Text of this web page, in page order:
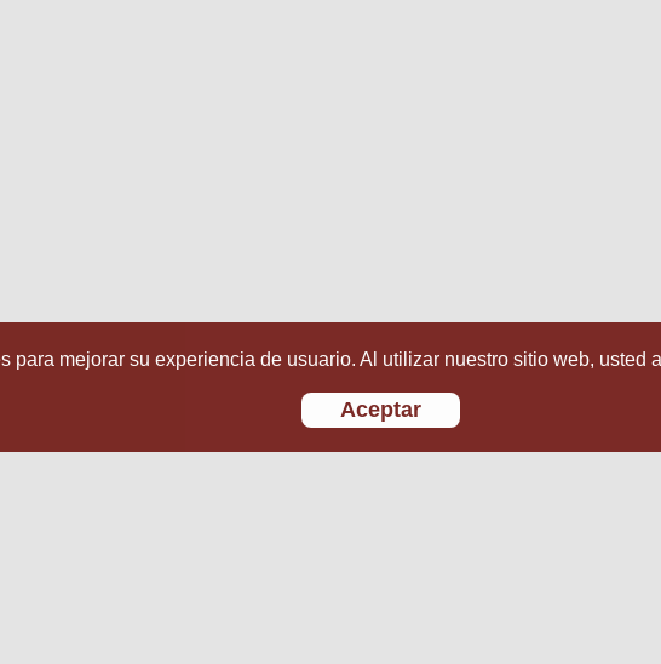
para mejorar su experiencia de usuario. Al utilizar nuestro sitio web, usted
Aceptar